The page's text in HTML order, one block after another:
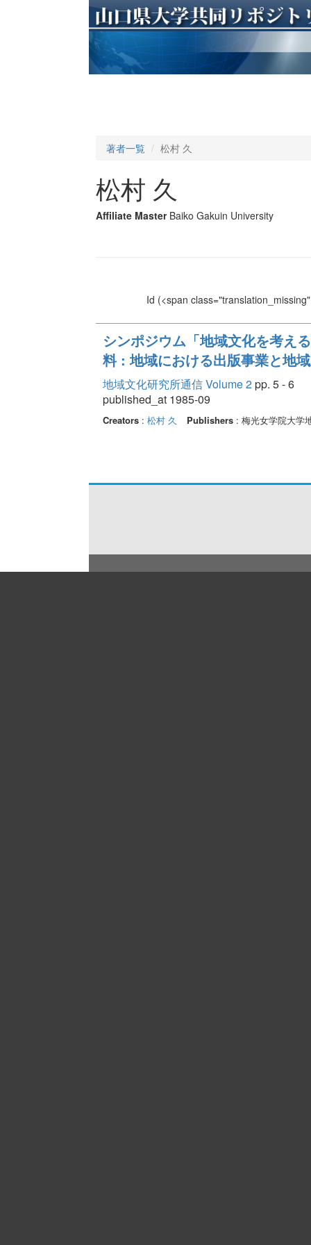
著者一覧 松村 久
松村 久
Affiliate Master Baiko Gakuin University
Id (<span
シンポジウム「地域文化を考え
料 : 地域における出版事業と地
地域文化研究所通信 Volume 2pp. 5 - 6
published_at 1985-09
Creators: 松村 久 Publishers: 梅光女学院大学